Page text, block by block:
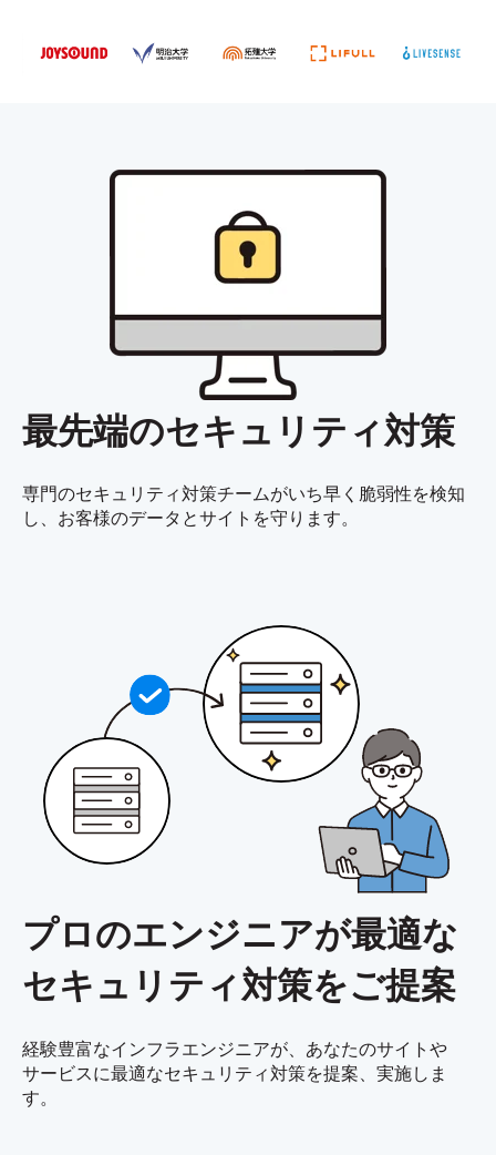
最先端のセキュリティ対策
専門のセキュリティ対策チームがいち早く脆弱性を検知
し、お客様のデータとサイトを守ります。
プロのエンジニアが最適な
セキュリティ対策をご提案
経験豊富なインフラエンジニアが、あなたのサイトや
サービスに最適なセキュリティ対策を提案、実施しま
す。